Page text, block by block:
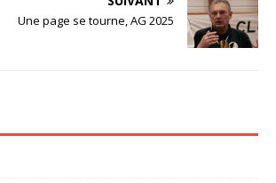
Une page se tourne, AG 2025